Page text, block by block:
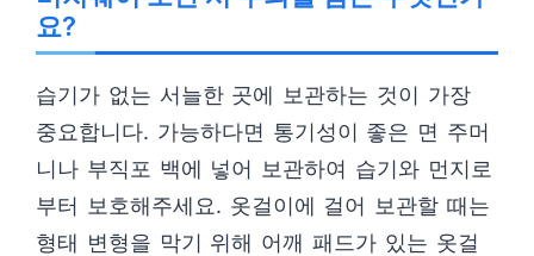
요?
습기가 없는 서늘한 곳에 보관하는 것이 가장
중요합니다. 가능하다면 통기성이 좋은 면 주머
니나 부직포 백에 넣어 보관하여 습기와 먼지로
부터 보호해주세요. 옷걸이에 걸어 보관할 때는
형태 변형을 막기 위해 어깨 패드가 있는 옷걸